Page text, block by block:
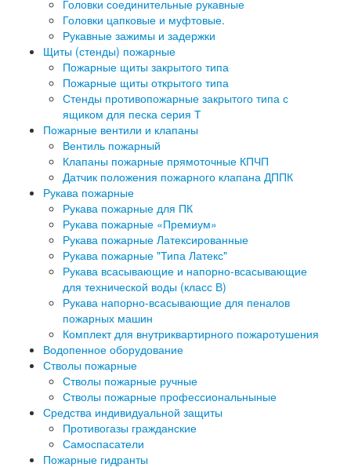
Головки соединительные рукавные
Головки цапковые и муфтовые.
Рукавные зажимы и задержки
Щиты (стенды) пожарные
Пожарные щиты закрытого типа
Пожарные щиты открытого типа
Стенды противопожарные закрытого типа с
ящиком для песка серия Т
Пожарные вентили и клапаны
Вентиль пожарный
Клапаны пожарные прямоточные КПЧП
Датчик положения пожарного клапана ДППК
Рукава пожарные
Рукава пожарные для ПК
Рукава пожарные «Премиум»
Рукава пожарные Латексированные
Рукава пожарные "Типа Латекс"
Рукава всасывающие и напорно-всасывающие
для технической воды (класс В)
Рукава напорно-всасывающие для пеналов
пожарных машин
Комплект для внутриквартирного пожаротушения
Водопенное оборудование
Стволы пожарные
Стволы пожарные ручные
Стволы пожарные профессиональныные
Средства индивидуальной защиты
Противогазы гражданские
Самоспасатели
Пожарные гидранты